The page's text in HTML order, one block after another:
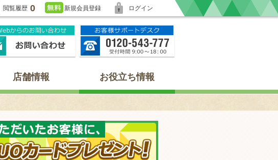
閲覧履歴 0 新規会員登録 ログイン
店舗情報 お役立ち情報